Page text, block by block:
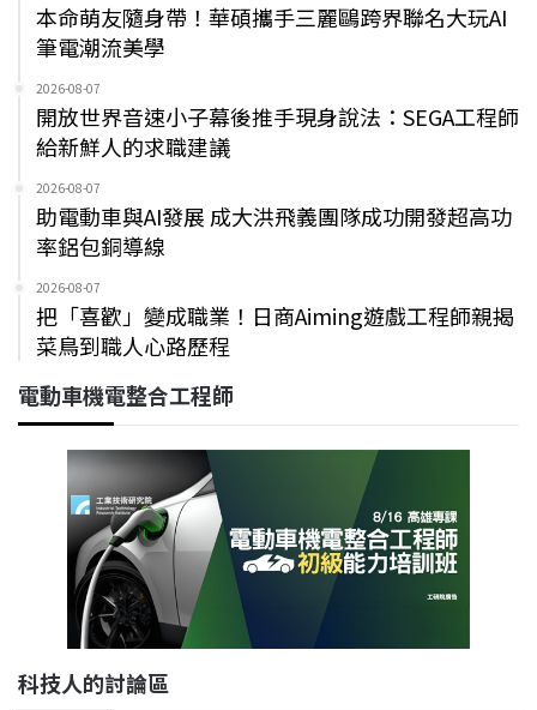
本命萌友隨身帶！華碩攜手三麗鷗跨界聯名大玩AI
筆電潮流美學
2026-08-07
開放世界音速小子幕後推手現身說法：SEGA工程師
給新鮮人的求職建議
2026-08-07
助電動車與AI發展 成大洪飛義團隊成功開發超高功
率鋁包銅導線
2026-08-07
把「喜歡」變成職業！日商Aiming遊戲工程師親揭
菜鳥到職人心路歷程
電動車機電整合工程師
科技人的討論區